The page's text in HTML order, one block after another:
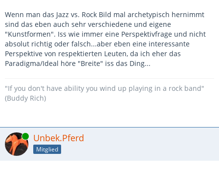
Wenn man das Jazz vs. Rock Bild mal archetypisch hernimmt
sind das eben auch sehr verschiedene und eigene
"Kunstformen". Iss wie immer eine Perspektivfrage und nicht
absolut richtig oder falsch...aber eben eine interessante
Perspektive von respektierten Leuten, da ich eher das
Paradigma/Ideal höre "Breite" iss das Ding...
"If you don't have ability you wind up playing in a rock band"
(Buddy Rich)
Online Unbek.Pferd
Mitglied